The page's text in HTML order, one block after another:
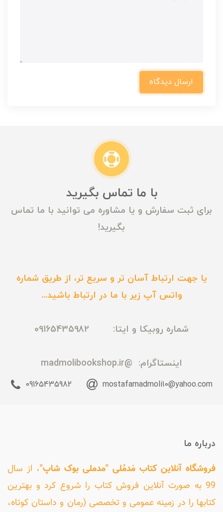
ارسال دیدگاه
با ما تماس بگیرید
برای ثبت سفارش و یا مشاوره می توانید با ما تماس
بگیرید!
یا جهت ارتباط آسان تر و سریع تر، از طریق شماره
واتس آپ زیر با ما در ارتباط باشید...
شماره روبیکا و ایتا: 09165435982
اینستاگرام: @madmolibookshop.ir
mostafamadmoli10@yahoo.com
09165435982
درباره ما
فروشگاه آنلاین کتاب مَدمُلی "مدملی بوک شاپ"، از سال
99 به صورت آنلاین فروش کتاب را شروع کرد و بهترین
کتابها را در زمینه عمومی و تخصصی (رمان و داستان کوتاه،